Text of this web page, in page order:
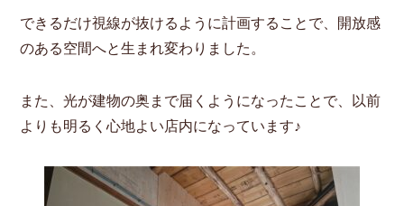
できるだけ視線が抜けるように計画することで、開放感
のある空間へと生まれ変わりました。
また、光が建物の奥まで届くようになったことで、以前
よりも明るく心地よい店内になっています♪